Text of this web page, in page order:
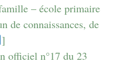
– école primaire
de connaissances, de
]
officiel n°17 du 23